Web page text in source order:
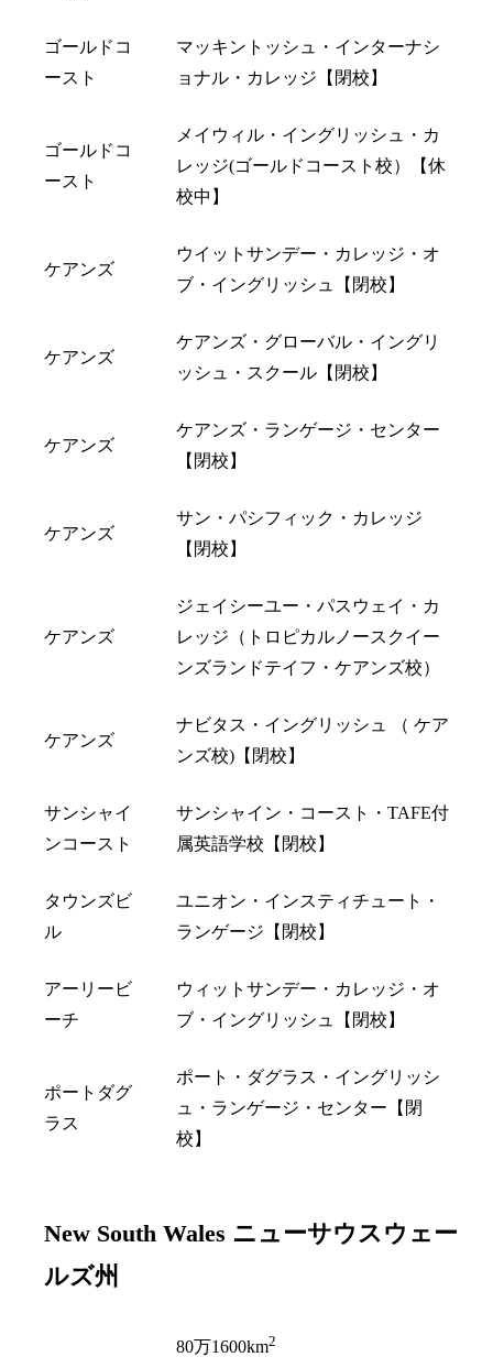
ゴールドコ
ースト
マッキントッシュ・インターナシ
ョナル・カレッジ【閉校】
ゴールドコ
ースト
メイウィル・イングリッシュ・カ
レッジ(ゴールドコースト校）【休
校中】
ケアンズ
ウイットサンデー・カレッジ・オ
ブ・イングリッシュ【閉校】
ケアンズ
ケアンズ・グローバル・イングリ
ッシュ・スクール【閉校】
ケアンズ
ケアンズ・ランゲージ・センター
【閉校】
ケアンズ
サン・パシフィック・カレッジ
【閉校】
ケアンズ
ジェイシーユー・パスウェイ・カ
レッジ（トロピカルノースクイー
ンズランドテイフ・ケアンズ校）
ケアンズ
ナビタス・イングリッシュ （ ケア
ンズ校)【閉校】
サンシャイ
ンコースト
サンシャイン・コースト・TAFE付
属英語学校【閉校】
タウンズビ
ル
ユニオン・インスティチュート・
ランゲージ【閉校】
アーリービ
ーチ
ウィットサンデー・カレッジ・オ
ブ・イングリッシュ【閉校】
ポートダグ
ラス
ポート・ダグラス・イングリッシ
ュ・ランゲージ・センター【閉
校】
New South Wales ニューサウスウェー
ルズ州
80万1600km2